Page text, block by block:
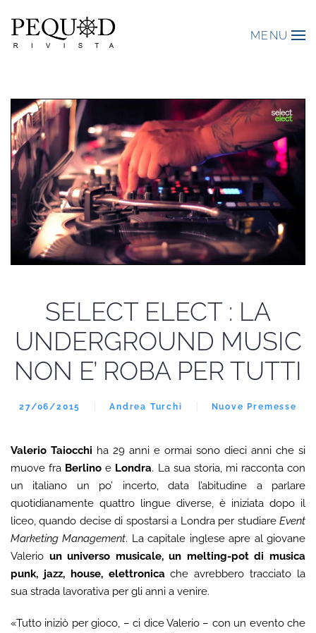
MENU
SELECT ELECT : LA
UNDERGROUND MUSIC
NON E’ ROBA PER TUTTI
27/06/2015 Andrea Turchi Nuove Premesse
Valerio Taiocchi ha 29 anni e ormai sono dieci anni che si
muove fra Berlino e Londra. La sua storia, mi racconta con
un italiano un po’ incerto, data l’abitudine a parlare
quotidianamente quattro lingue diverse, è iniziata dopo il
liceo, quando decise di spostarsi a Londra per studiare Event
Marketing Management. La capitale inglese apre al giovane
Valerio un universo musicale, un melting-pot di musica
punk, jazz, house, elettronicache avrebbero tracciato la
sua strada lavorativa per gli anni a venire.
«Tutto iniziò per gioco, – ci dice Valerio – con un evento che